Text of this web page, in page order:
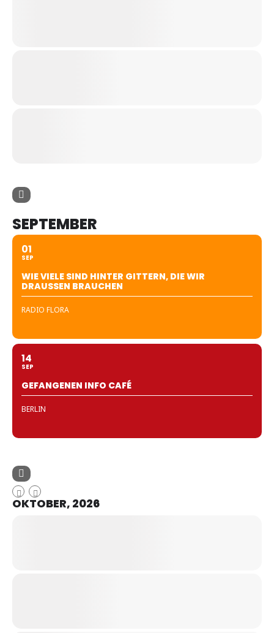
SEPTEMBER
01
SEP
WIE VIELE SIND HINTER GITTERN, DIE WIR
DRAUSSEN BRAUCHEN
RADIO FLORA
14
SEP
GEFANGENEN INFO CAFÉ
BERLIN
OKTOBER, 2026